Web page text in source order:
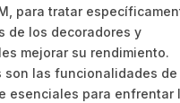
para tratar
de los decoradores y
mejorar su rendimiento.
son las funcionalidades de
esenciales para enfrentar